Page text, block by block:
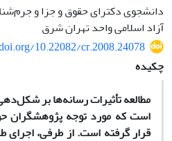
دانشجوی دکترای حقوق و جزا و
آزاد اسلامی واحد تهران شرق
10.22082/cr.2008.24078
چکیده
مطالعه‌ تأثیرات رسانه‌ها بر
است که مورد توجه پژوهشگران
قرار گرفته است. از طرفی، اجرای